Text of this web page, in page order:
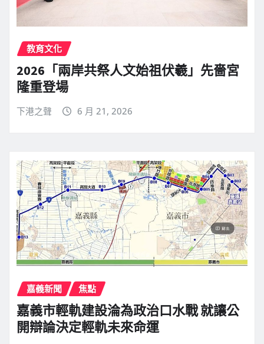
教育文化
2026「兩岸共祭人文始祖伏羲」先嗇宮
隆重登場
下港之聲 6 月 21, 2026
嘉義新聞 焦點
嘉義市輕軌建設淪為政治口水戰 就讓公
開辯論決定輕軌未來命運